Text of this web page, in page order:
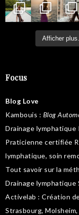
Afficher
Focus
Blog Love
Kambouis : Blog
Drainage lymphatique
Praticienne certifiée
lymphatique, soin
Tout savoir sur la
Drainage lymphatique
Activelab : Création
Strasbourg,